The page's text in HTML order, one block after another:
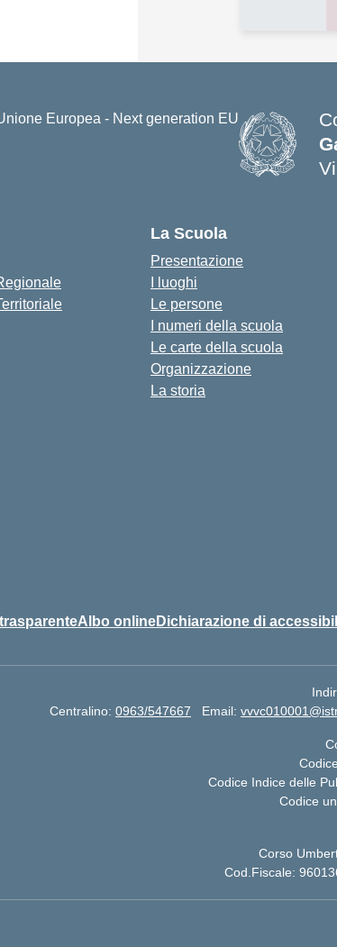
La Scuola
Presentazione
I luoghi
Le persone
I numeri della scuola
Le carte della scuola
Organizzazione
La storia
Albo onlineDichiarazione di
Centralino: 0963/547667 Email:
Codice Indice delle
Codice
Corso
Cod.Fiscale: